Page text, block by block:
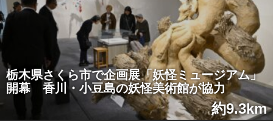
栃木県さくら市で企画展「妖怪ミュージアム」
開幕 香川・小豆島の妖怪美術館が協力
約9.3km